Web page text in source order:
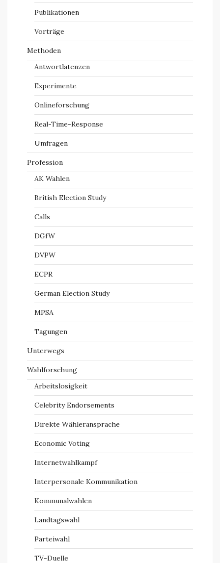
Publikationen
Vorträge
Methoden
Antwortlatenzen
Experimente
Onlineforschung
Real-Time-Response
Umfragen
Profession
AK Wahlen
British Election Study
Calls
DGfW
DVPW
ECPR
German Election Study
MPSA
Tagungen
Unterwegs
Wahlforschung
Arbeitslosigkeit
Celebrity Endorsements
Direkte Wähleransprache
Economic Voting
Internetwahlkampf
Interpersonale Kommunikation
Kommunalwahlen
Landtagswahl
Parteiwahl
TV-Duelle